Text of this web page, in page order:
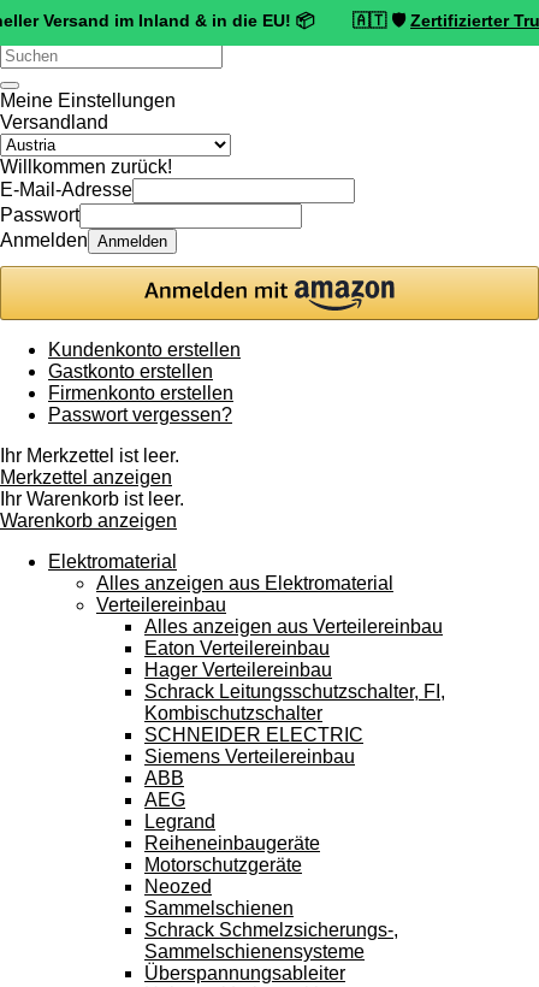
im Inland & in die EU! 📦 🇦🇹 🛡️ Zertifizierter Trusted
Verwende
die
oben
und
unten,
um
das
Ergebnis
auszuwählen.
Eingabetaste,
zum
ausgewählten
können
Touch-
und
Streichgesten
verwenden.
Meine Einstellungen
Versandland
Willkommen zurück!
E-Mail-Adresse
Passwort
Anmelden Anmelden
Kundenkonto erstellen
Gastkonto erstellen
Firmenkonto erstellen
Passwort vergessen?
Ihr Merkzettel ist leer.
Merkzettel anzeigen
Ihr Warenkorb ist leer.
Warenkorb anzeigen
Elektromaterial
Alles anzeigen aus Elektromaterial
Verteilereinbau
Alles anzeigen aus Verteilereinbau
Eaton Verteilereinbau
Hager Verteilereinbau
Schrack Leitungsschutzschalter, FI,
Kombischutzschalter
SCHNEIDER ELECTRIC
Siemens Verteilereinbau
ABB
AEG
Legrand
Reiheneinbaugeräte
Motorschutzgeräte
Neozed
Sammelschienen
Schrack Schmelzsicherungs-,
Sammelschienensysteme
Überspannungsableiter